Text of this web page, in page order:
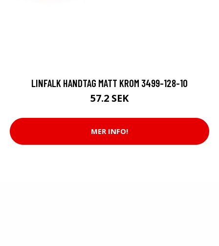
LINFALK HANDTAG MATT KROM 3499-128-10
57.2 SEK
MER INFO!